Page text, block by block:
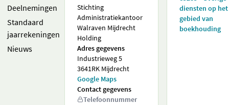
Deelnemingen
Standaard
jaarrekeningen
Nieuws
Stichting
Administratiekantoor
Walraven Mijdrecht
Holding
Adres gegevens
Industrieweg 5
3641RK Mijdrecht
Google Maps
Contact gegevens
Telefoonnummer
diensten op het
gebied van
boekhouding